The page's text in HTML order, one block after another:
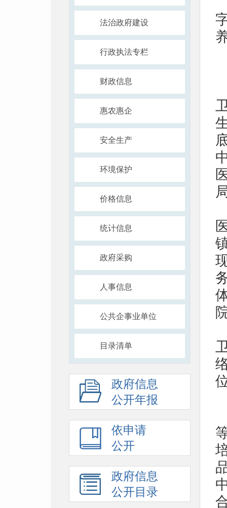
法治政府建设
行政执法专栏
财政信息
惠农惠企
安全生产
环境保护
价格信息
统计信息
政府采购
人事信息
公共企事业单位
目录清单
政府信息
公开年报
依申请
公开
政府信息
公开目录